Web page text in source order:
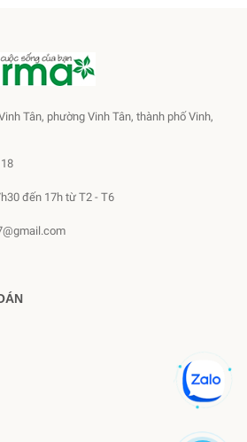
Tân, phường Vinh Tân, thành phố Vinh,
đến 17h từ T2 - T6